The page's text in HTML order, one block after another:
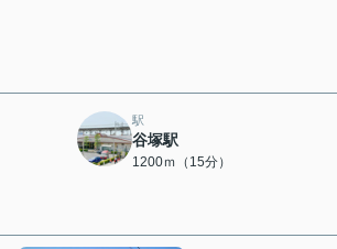
駅
谷塚駅
1200ｍ（15分）